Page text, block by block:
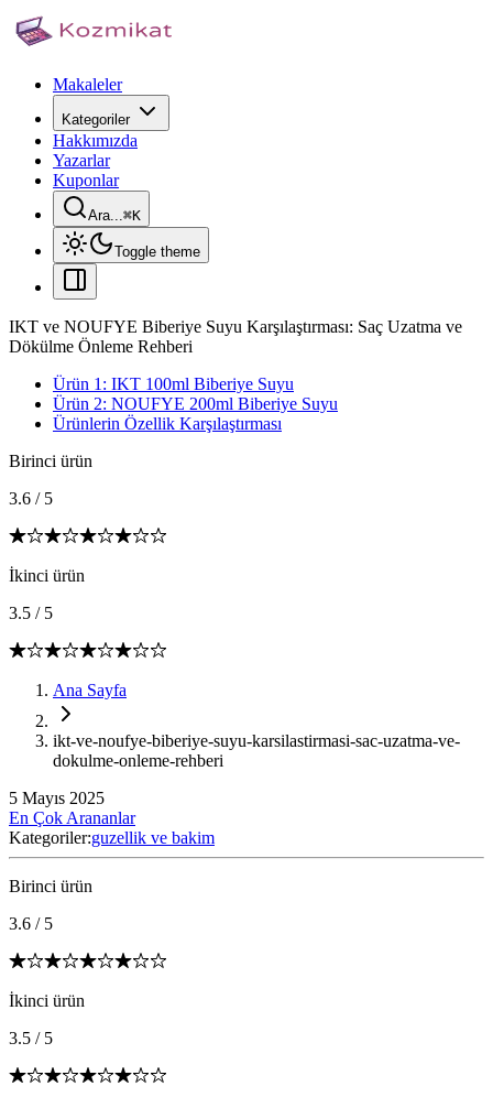
Makaleler
Kategoriler
Hakkımızda
Yazarlar
Kuponlar
Ara...⌘K
Toggle theme
IKT ve NOUFYE Biberiye Suyu Karşılaştırması: Saç Uzatma ve
Dökülme Önleme Rehberi
Ürün 1: IKT 100ml Biberiye Suyu
Ürün 2: NOUFYE 200ml Biberiye Suyu
Ürünlerin Özellik Karşılaştırması
Birinci ürün
3.6 / 5
İkinci ürün
3.5 / 5
Ana Sayfa
ikt-ve-noufye-biberiye-suyu-karsilastirmasi-sac-uzatma-ve-
dokulme-onleme-rehberi
5 Mayıs 2025
En Çok Arananlar
Kategoriler:guzellik ve bakim
Birinci ürün
3.6 / 5
İkinci ürün
3.5 / 5